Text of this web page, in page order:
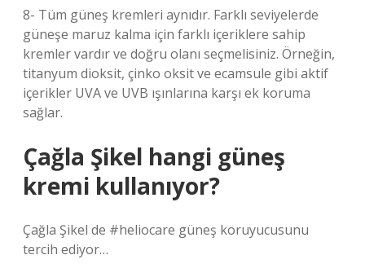
8- Tüm güneş kremleri aynıdır. Farklı seviyelerde
güneşe maruz kalma için farklı içeriklere sahip
kremler vardır ve doğru olanı seçmelisiniz. Örneğin,
titanyum dioksit, çinko oksit ve ecamsule gibi aktif
içerikler UVA ve UVB ışınlarına karşı ek koruma
sağlar.
Çağla Şikel hangi güneş
kremi kullanıyor?
Çağla Şikel de #heliocare güneş koruyucusunu
tercih ediyor…